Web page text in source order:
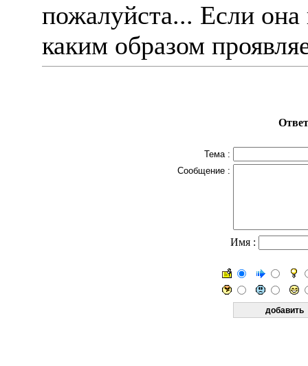
пожалуйста... Если она
каким образом
Тема :
Сообщение :
Имя :